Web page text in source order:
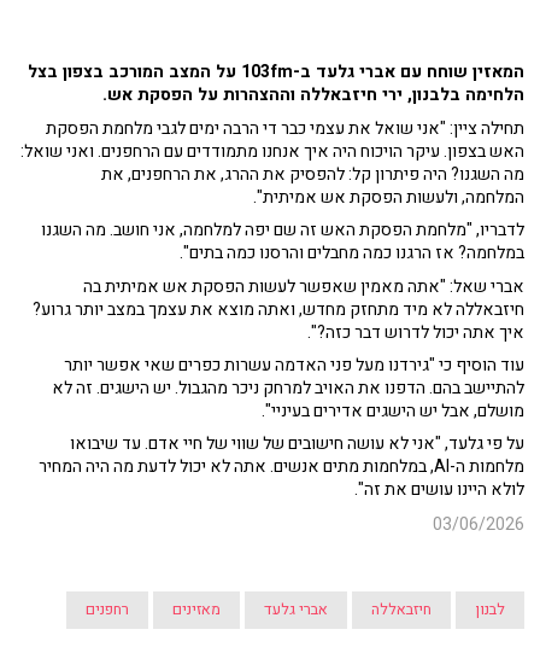
המאזין שוחח עם אברי גלעד ב-103fm על המצב המורכב בצפון בצל
הלחימה בלבנון, ירי חיזבאללה וההצהרות על הפסקת אש.
תחילה ציין: "אני שואל את עצמי כבר די הרבה ימים לגבי מלחמת הפסקת
האש בצפון. עיקר הויכוח היה איך אנחנו מתמודדים עם הרחפנים. ואני שואל:
מה השגנו? היה פיתרון קל: להפסיק את ההרג, את הרחפנים, את
המלחמה, ולעשות הפסקת אש אמיתית".
לדבריו, "מלחמת הפסקת האש זה שם יפה למלחמה, אני חושב. מה השגנו
במלחמה? אז הרגנו כמה מחבלים והרסנו כמה בתים".
אברי שאל: "אתה מאמין שאפשר לעשות הפסקת אש אמיתית בה
חיזבאללה לא מיד מתחזק מחדש, ואתה מוצא את עצמך במצב יותר גרוע?
איך אתה יכול לדרוש דבר כזה?".
עוד הוסיף כי "גירדנו מעל פני האדמה עשרות כפרים שאי אפשר יותר
להתיישב בהם. הדפנו את האויב למרחק ניכר מהגבול. יש הישגים. זה לא
מושלם, אבל יש הישגים אדירים בעיניי".
על פי גלעד, "אני לא עושה חישובים של שווי של חיי אדם. עד שיבואו
מלחמות ה-AI, במלחמות מתים אנשים. אתה לא יכול לדעת מה היה המחיר
לולא היינו עושים את זה".
03/06/2026
לבנון חיזבאללה אברי גלעד מאזינים רחפנים